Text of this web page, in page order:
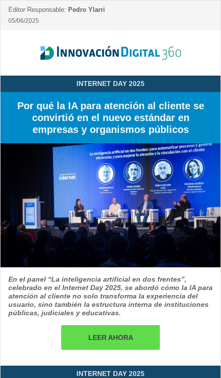
Editor Responsable: Pedro Ylarri
05/06/2025
INTERNET DAY 2025
Por qué la IA para atención al cliente se
convirtió en el nuevo estándar en
empresas y organismos públicos
En el panel “La inteligencia artificial en dos frentes”,
celebrado en el Internet Day 2025, se abordó cómo la IA para
atención al cliente no solo transforma la experiencia del
usuario, sino también la estructura interna de instituciones
públicas, judiciales y educativas.
LEER AHORA
INTERNET DAY 2025